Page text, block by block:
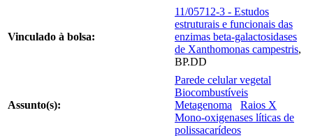
Vinculado à bolsa:
11/05712-3 - Estudos
estruturais e funcionais das
enzimas beta-galactosidases
de Xanthomonas campestris,
BP.DD
Assunto(s):
Parede celular vegetal
Biocombustíveis
Metagenoma
Raios X
Mono-oxigenases líticas de
polissacarídeos